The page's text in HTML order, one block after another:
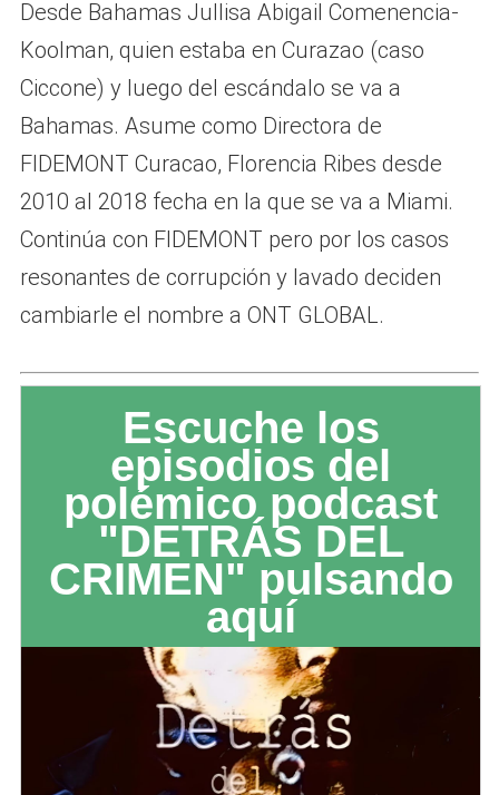
Desde Bahamas Jullisa Abigail Comenencia-
Koolman, quien estaba en Curazao (caso
Ciccone) y luego del escándalo se va a
Bahamas. Asume como Directora de
FIDEMONT Curacao, Florencia Ribes desde
2010 al 2018 fecha en la que se va a Miami.
Continúa con FIDEMONT pero por los casos
resonantes de corrupción y lavado deciden
cambiarle el nombre a ONT GLOBAL.
Escuche los
episodios del
polémico podcast
"DETRÁS DEL
CRIMEN" pulsando
aquí